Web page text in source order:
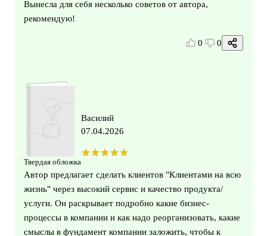
Вынесла для себя несколько советов от автора,
рекомендую!
0 0
Твердая обложка
Василий
07.04.2026
Автор предлагает сделать клиентов "Клиентами на всю
жизнь" через высокий сервис и качество продукта/
услуги. Он раскрывает подробно какие бизнес-
процессы в компании и как надо реорганизовать, какие
смыслы в фундамент компании заложить, чтобы к